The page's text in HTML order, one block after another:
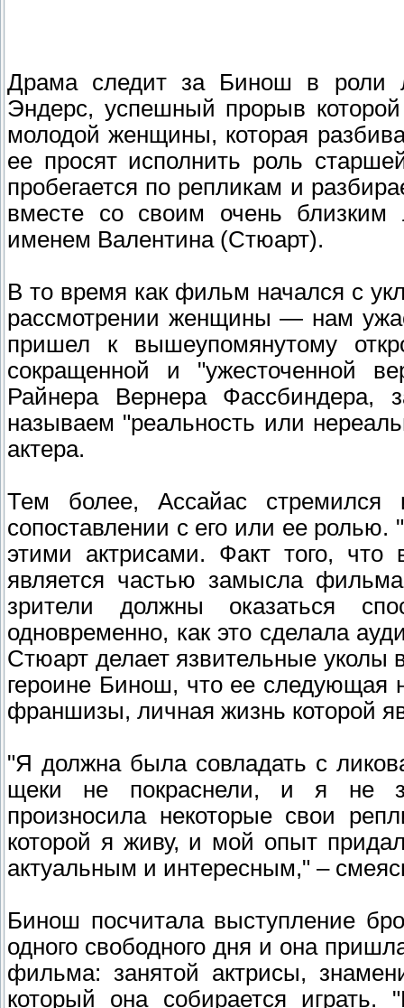
Драма следит за Бинош в роли
Эндерс, успешный прорыв
молодой женщины, которая
ее просят исполнить роль
пробегается по репликам и
вместе со своим очень
именем Валентина (Стюарт).
В то время как фильм начался с
рассмотрении женщины — нам
пришел к вышеупомянутому
сокращенной и "ужесточенной
Райнера Вернера Фассбиндера,
называем "реальность или
актера.
Тем более, Ассайас стремился
сопоставлении с его или ее ролью.
этими актрисами. Факт того,
является частью замысла
зрители должны оказаться
одновременно, как это сделала
Стюарт делает язвительные
героине Бинош, что ее следующая
франшизы, личная жизнь которой
"Я должна была совладать с
щеки не покраснели, и я не
произносила некоторые свои
которой я живу, и мой опыт
актуальным и интересным," –
Бинош посчитала выступление
одного свободного дня и она
фильма: занятой актрисы,
который она собирается играть.